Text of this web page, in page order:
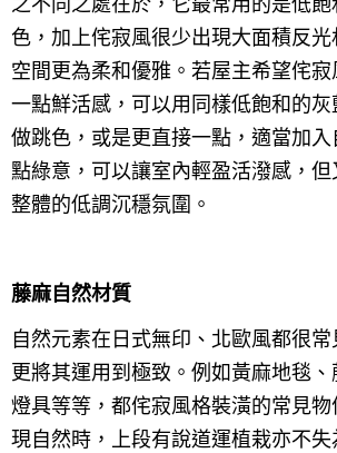
色，加上侘寂風很少出現大面積反
空間更為柔和優雅。若屋主希望侘
一點鮮活感，可以用同樣低飽和的
做跳色，或是更直接一點，適當加
點綠意，可以讓室內輕盈活潑感，
整體的低調沉穩氛圍。
藤麻自然材質
自然元素在日式無印、北歐風都很
更將其運用到極致。例如黃麻地毯
燈具等等，都侘寂風格裝潢的常見
現自然時，上段有說道運植栽亦不